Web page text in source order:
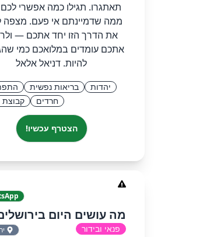
תאתגרו. תגילו כמה אפשרי לכם
ממה שדמיינתם אי פעם. מצפה
את הדרך הזו יחד אתכם —
אתכם עומדים במלואכם כמי
להיות. דניאל אלאל
יהדות בריאות נפשית
חרדים
קבוצת
הצטרף עכשיו!
מה עושים היום
פנאי ובידור